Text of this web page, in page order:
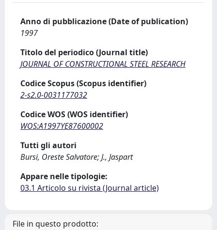
Anno di pubblicazione (Date of publication)
1997
Titolo del periodico (Journal title)
JOURNAL OF CONSTRUCTIONAL STEEL RESEARCH
Codice Scopus (Scopus identifier)
2-s2.0-0031177032
Codice WOS (WOS identifier)
WOS:A1997YE87600002
Tutti gli autori
Bursi, Oreste Salvatore; J., Jaspart
Appare nelle tipologie:
03.1 Articolo su rivista (Journal article)
File in questo prodotto: